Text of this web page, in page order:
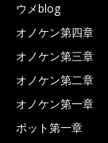
ウメblog
オノケン第四章
オノケン第三章
オノケン第二章
オノケン第一章
ポット第一章